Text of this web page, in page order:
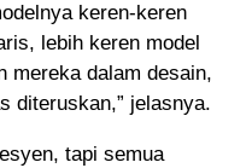
keren-keren
lebih keren model
mereka dalam desain,
diteruskan,” jelasnya.
tapi semua